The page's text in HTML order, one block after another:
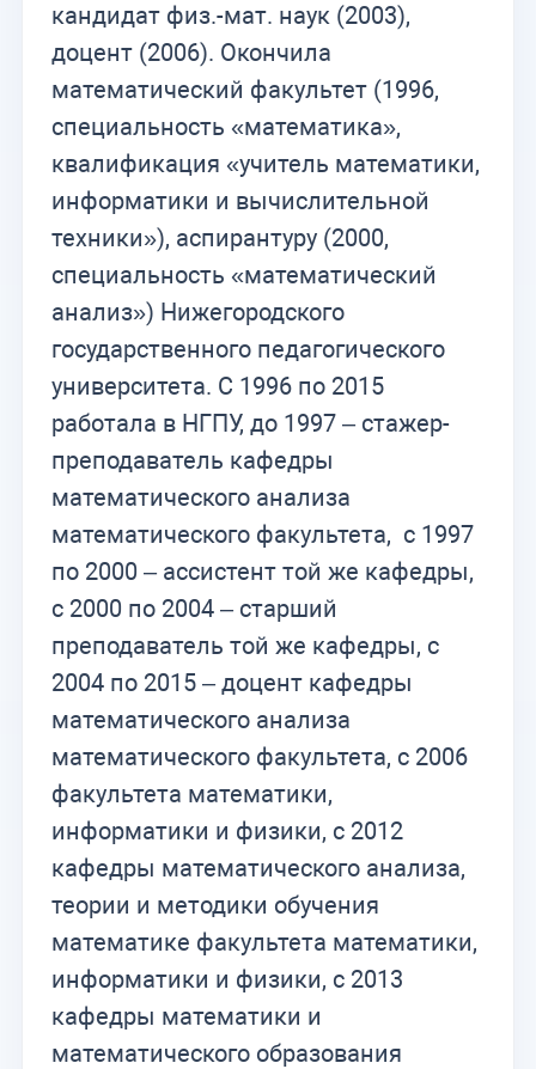
кандидат физ.-мат. наук (2003),
доцент (2006). Окончила
математический факультет (1996,
специальность «математика»,
квалификация «учитель математики,
информатики и вычислительной
техники»), аспирантуру (2000,
специальность «математический
анализ») Нижегородского
государственного педагогического
университета. С 1996 по 2015
работала в НГПУ, до 1997 – стажер-
преподаватель кафедры
математического анализа
математического факультета, с 1997
по 2000 – ассистент той же кафедры,
с 2000 по 2004 – старший
преподаватель той же кафедры, с
2004 по 2015 – доцент кафедры
математического анализа
математического факультета, с 2006
факультета математики,
информатики и физики, с 2012
кафедры математического анализа,
теории и методики обучения
математике факультета математики,
информатики и физики, с 2013
кафедры математики и
математического образования